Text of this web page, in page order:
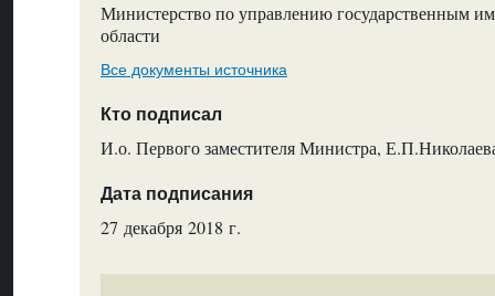
Министерство по управлению государственным
области
Все документы источника
Кто подписал
И.о. Первого заместителя Министра,
Дата подписания
27 декабря 2018 г.